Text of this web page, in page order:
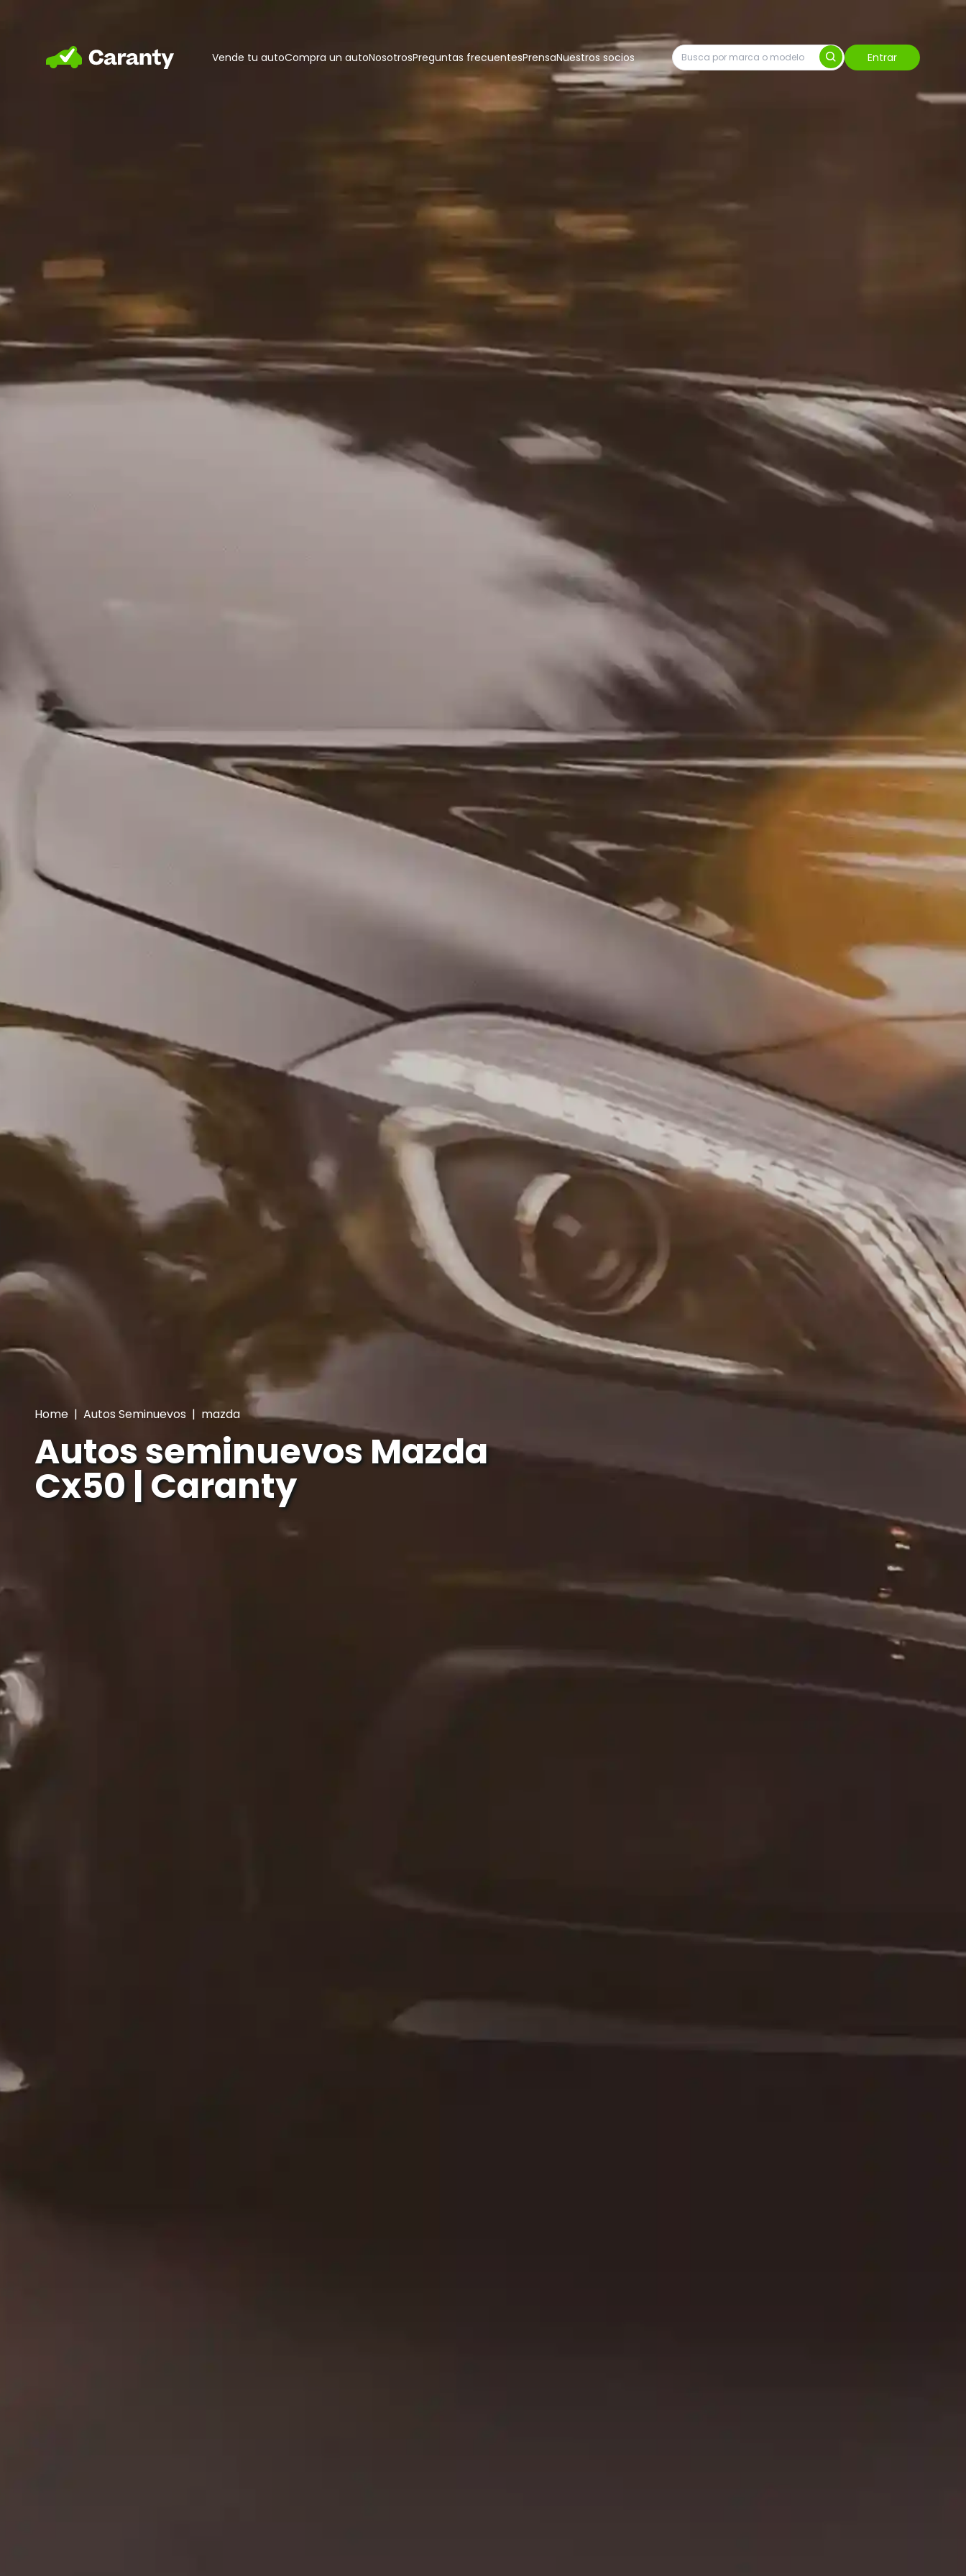
Home Vende tu autoCompra un autoNosotrosPreguntas frecuentesPrensaNuestros socios Entrar
Home | Autos Seminuevos | mazda
Autos seminuevos Mazda
Cx50 | Caranty